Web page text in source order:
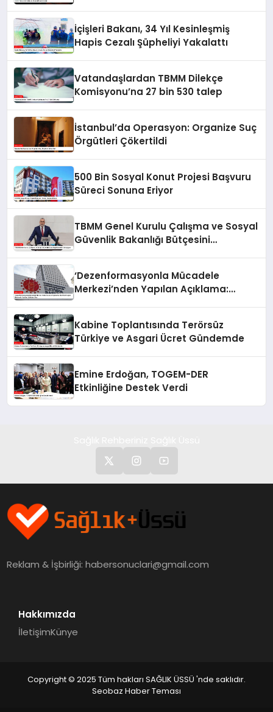
İçişleri Bakanı, 34 Yıl Kesinleşmiş
Hapis Cezalı Şüpheliyi Yakalattı
Vatandaşlardan TBMM Dilekçe
Komisyonu’na 27 bin 530 talep
İstanbul’da Operasyon: Organize Suç
Örgütleri Çökertildi
500 Bin Sosyal Konut Projesi Başvuru
Süreci Sonuna Eriyor
TBMM Genel Kurulu Çalışma ve Sosyal
Güvenlik Bakanlığı Bütçesini
‘Dezenformasyonla Mücadele
Merkezi’nden Yapılan Açıklama:
Kabine Toplantısında Terörsüz
Türkiye ve Asgari Ücret Gündemde
Emine Erdoğan, TOGEM-DER
Etkinliğine Destek Verdi
Reklam & İşbirliği:habersonuclari@gmail.com
Hakkımızda
İletişimKünye
Copyright © 2025 Tüm hakları SAĞLIK ÜSSÜ 'nde saklıdır.
Seobaz Haber Teması